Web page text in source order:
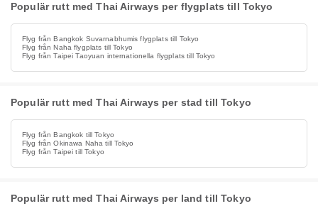
Populär rutt med Thai Airways per flygplats till Tokyo
Flyg från Bangkok Suvarnabhumis flygplats till Tokyo
Flyg från Naha flygplats till Tokyo
Flyg från Taipei Taoyuan internationella flygplats till Tokyo
Populär rutt med Thai Airways per stad till Tokyo
Flyg från Bangkok till Tokyo
Flyg från Okinawa Naha till Tokyo
Flyg från Taipei till Tokyo
Populär rutt med Thai Airways per land till Tokyo